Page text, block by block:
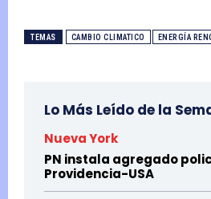
TEMAS CAMBIO CLIMATICO ENERGÍA
Lo Más Leído de la
Nueva York
PN instala agregado
Providencia-USA